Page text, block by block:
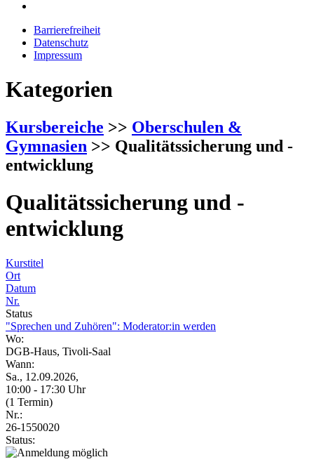
Barrierefreiheit
Datenschutz
Impressum
Kategorien
Kursbereiche >> Oberschulen &
Gymnasien >> Qualitätssicherung und -
entwicklung
Qualitätssicherung und -
entwicklung
Kurstitel
Ort
Datum
Nr.
Status
"Sprechen und Zuhören": Moderator:in werden
Wo:
DGB-Haus, Tivoli-Saal
Wann:
Sa., 12.09.2026,
10:00 - 17:30 Uhr
(1 Termin)
Nr.:
26-1550020
Status: